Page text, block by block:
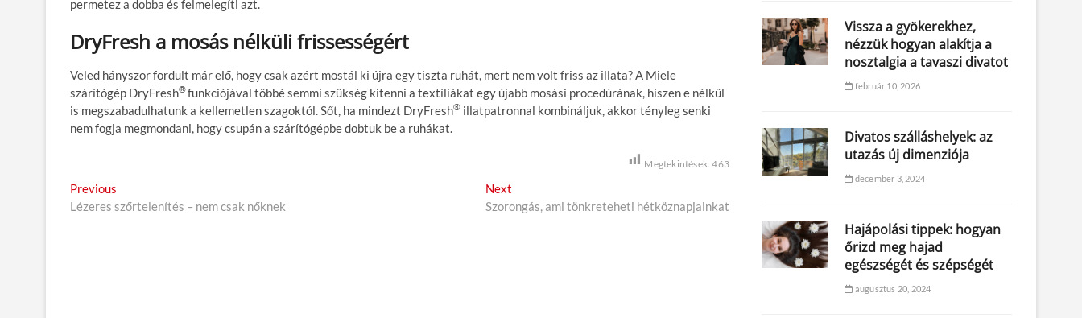
permetez a dobba és felmelegíti azt.
DryFresh a mosás nélküli frissességért
Veled hányszor fordult már elő, hogy csak azért mostál ki újra egy tiszta ruhát, mert nem volt friss az illata? A Miele
szárítógép DryFresh®funkciójával többé semmi szükség kitenni a textíliákat egy újabb mosási procedúrának, hiszen e nélkül
is megszabadulhatunk a kellemetlen szagoktól. Sőt, ha mindezt DryFresh® illatpatronnal kombináljuk, akkor tényleg senki
nem fogja megmondani, hogy csupán a szárítógépbe dobtuk be a ruhákat.
Megtekintések: 463
B
e
Previous
r
Lézeres szőrtelenítés – nem csak nőknek
Next
e
Szorongás, ami tönkreteheti hétköznapjainkat
Vissza a gyökerekhez,
nézzük hogyan alakítja a
nosztalgia a tavaszi divatot
február 10, 2026
Divatos szálláshelyek: az
utazás új dimenziója
december 3, 2024
Hajápolási tippek: hogyan
őrizd meg hajad
egészségét és szépségét
augusztus 20, 2024